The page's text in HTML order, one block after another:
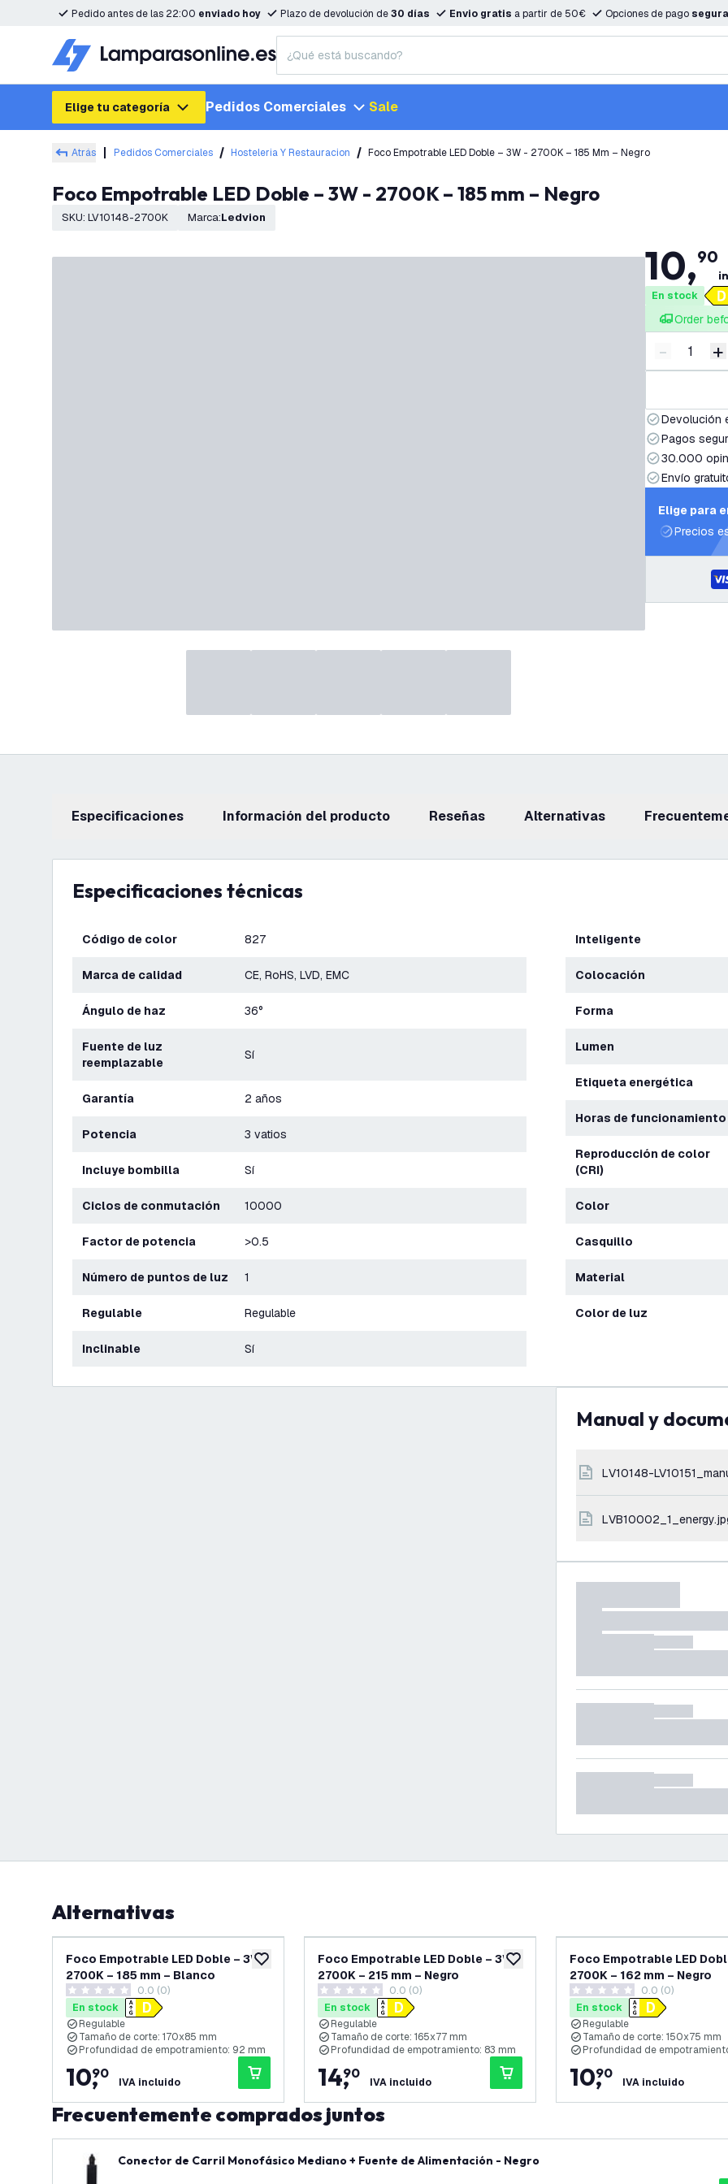
Pedido antes de las 22:00 enviado hoy Plazo de devolución de30 días Envio gratis a partir de 50€ Opciones de pago
Elige tu categoría Pedidos Comerciales Sale
Atrás Pedidos Comerciales Hosteleria Y Restauracion Foco Empotrable LED Doble – 3W - 2700K – 185 Mm – Negro
Foco Empotrable LED Doble – 3W - 2700K – 185 mm – Negro
SKU: LV10148-2700K Marca: Ledvion
10,90
En stock
Order
Disminuir
- +
Devolución
Pagos
30.000
Envío
Elige para
Precios
Especificaciones información del producto reseñas Alternativas
Especificaciones técnicas
Código de color 827
Marca de calidad CE, RoHS, LVD, EMC
Ángulo de haz 36°
Fuente de luz
reemplazable
Sí
Garantía 2 años
Potencia 3 vatios
Incluye bombilla Sí
Ciclos de conmutación 10000
Factor de potencia >0.5
Número de puntos de luz 1
Regulable Regulable
Inclinable Sí
Inteligente
Colocación
Forma
Lumen
Etiqueta energética
Horas de funcionamiento
Reproducción de color
(CRI)
Color
Casquillo
Material
Color de luz
Manual y
LV10148-
Alternativas
añadir a lista de deseos
Foco Empotrable LED Doble – 3W -
2700K – 185 mm – Blanco
0 estrellas de puntuación
0.0 (0)
En stock
Regulable
Tamaño de corte: 170x85 mm
Profundidad de empotramiento: 92 mm
10,
90
IVA incluido
añadir a lista de deseos
Foco Empotrable LED Doble – 3W -
2700K – 215 mm – Negro
0 estrellas de puntuación
0.0 (0)
En stock
Regulable
Tamaño de corte: 165x77 mm
Profundidad de empotramiento: 83 mm
14,
90
IVA incluido
Foco Empotrable LED
2700K – 162 mm – Negro
0 estrellas de puntuación
0.0 (0)
En stock
Regulable
Tamaño de corte: 150x75 mm
Profundidad de
10,
90
IVA incluido
Frecuentemente comprados juntos
Conector de Carril Monofásico Mediano + Fuente de Alimentación - Negro